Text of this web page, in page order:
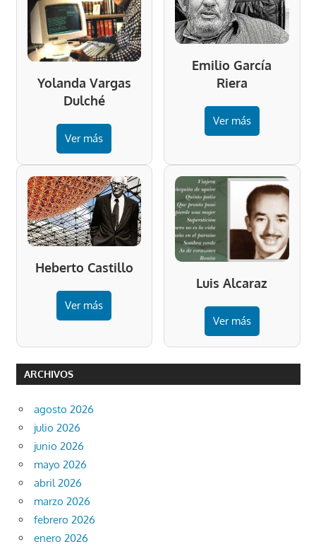
Yolanda Vargas
Dulché
Ver más
Emilio García
Riera
Ver más
Heberto Castillo
Ver más
Luis Alcaraz
Ver más
ARCHIVOS
agosto 2026
julio 2026
junio 2026
mayo 2026
abril 2026
marzo 2026
febrero 2026
enero 2026